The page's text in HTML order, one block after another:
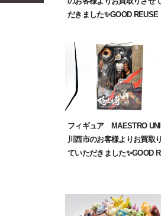
だきました✨GOOD REUSE
フィギュア MAESTRO
川西市のお客様よりお買取
ていただきました✨GOOD